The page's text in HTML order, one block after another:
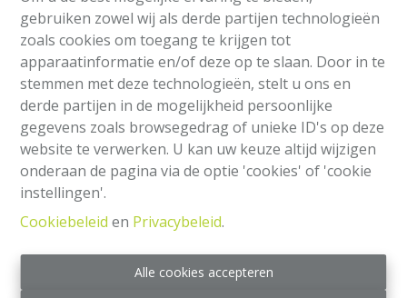
gebruiken zowel wij als derde partijen technologieën
zoals cookies om toegang te krijgen tot
apparaatinformatie en/of deze op te slaan. Door in te
stemmen met deze technologieën, stelt u ons en
derde partijen in de mogelijkheid persoonlijke
gegevens zoals browsegedrag of unieke ID's op deze
website te verwerken. U kan uw keuze altijd wijzigen
onderaan de pagina via de optie 'cookies' of 'cookie
instellingen'.
Cookiebeleid en Privacybeleid.
Alle cookies accepteren